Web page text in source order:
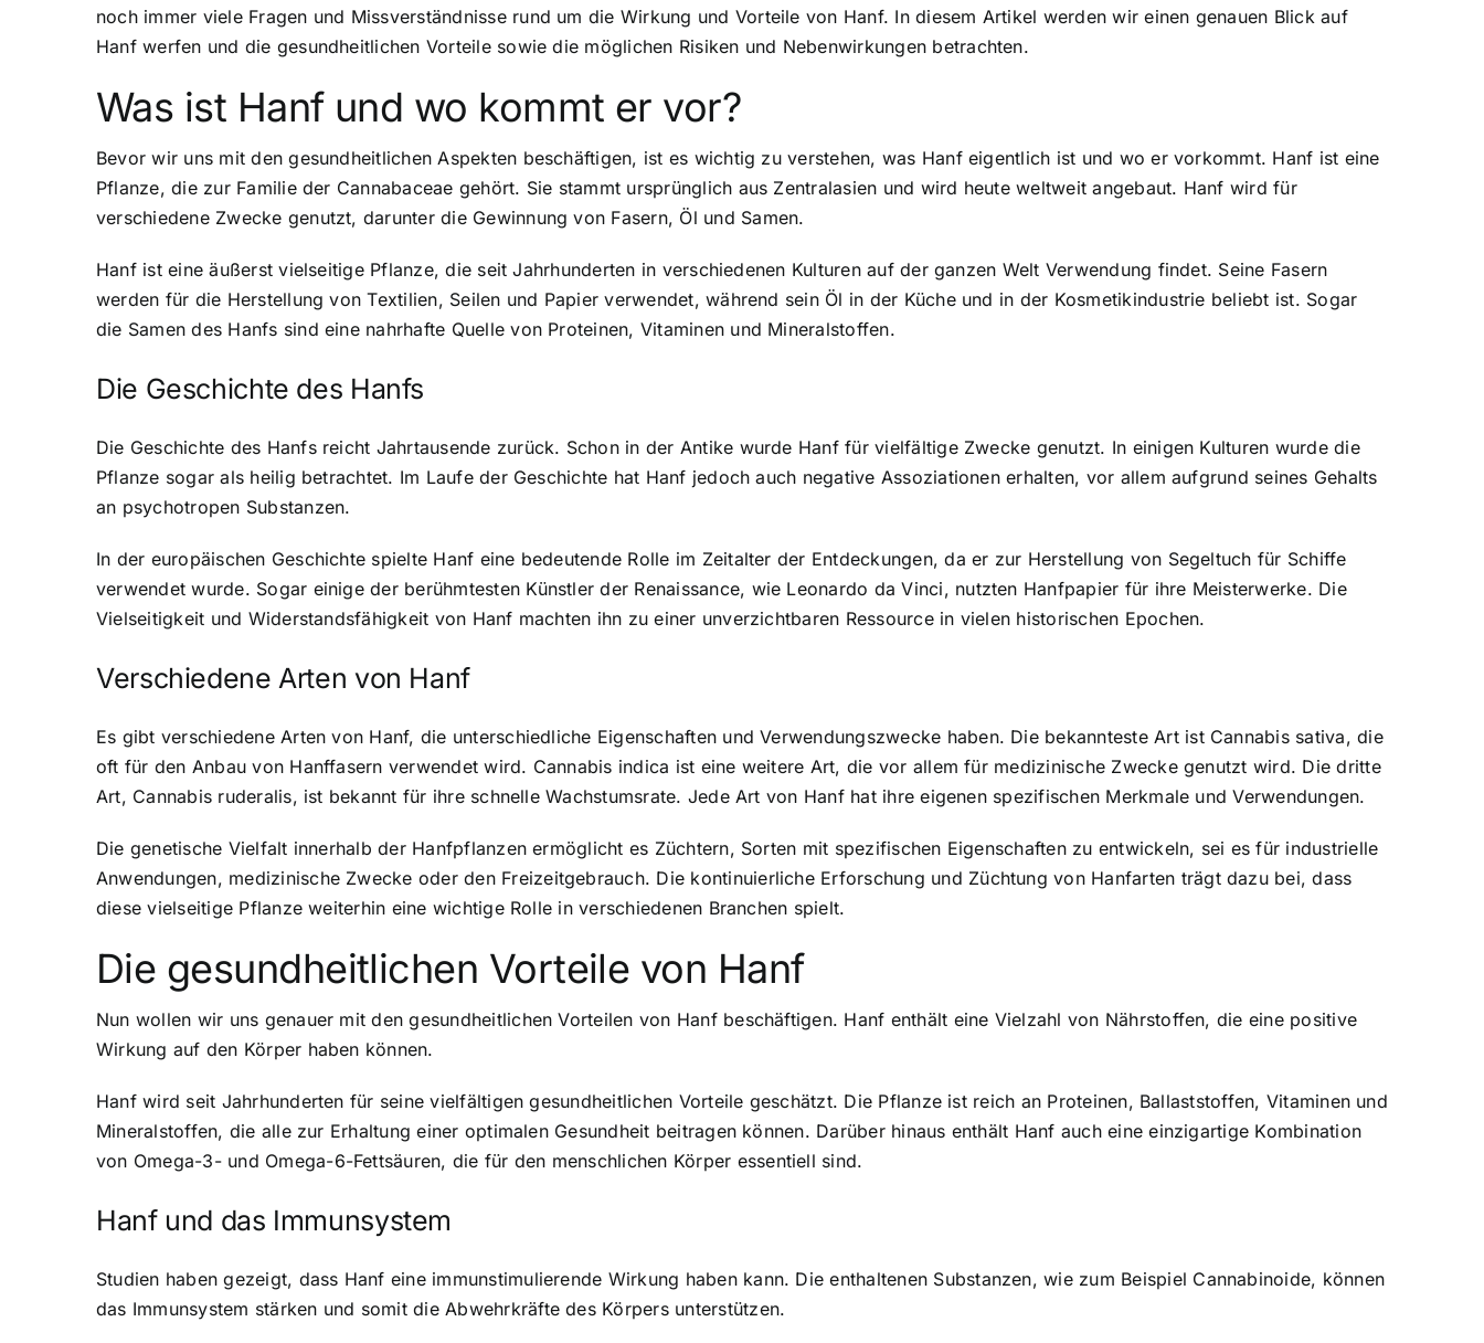
noch immer viele Fragen und Missverständnisse rund um die Wirkung und Vorteile von Hanf. In diesem Artikel werden wir einen genauen Blick auf
Hanf werfen und die gesundheitlichen Vorteile sowie die möglichen Risiken und Nebenwirkungen betrachten.
Was ist Hanf und wo kommt er vor?
Bevor wir uns mit den gesundheitlichen Aspekten beschäftigen, ist es wichtig zu verstehen, was Hanf eigentlich ist und wo er vorkommt. Hanf ist eine
Pflanze, die zur Familie der Cannabaceae gehört. Sie stammt ursprünglich aus Zentralasien und wird heute weltweit angebaut. Hanf wird für
verschiedene Zwecke genutzt, darunter die Gewinnung von Fasern, Öl und Samen.
Hanf ist eine äußerst vielseitige Pflanze, die seit Jahrhunderten in verschiedenen Kulturen auf der ganzen Welt Verwendung findet. Seine Fasern
werden für die Herstellung von Textilien, Seilen und Papier verwendet, während sein Öl in der Küche und in der Kosmetikindustrie beliebt ist. Sogar
die Samen des Hanfs sind eine nahrhafte Quelle von Proteinen, Vitaminen und Mineralstoffen.
Die Geschichte des Hanfs
Die Geschichte des Hanfs reicht Jahrtausende zurück. Schon in der Antike wurde Hanf für vielfältige Zwecke genutzt. In einigen Kulturen wurde die
Pflanze sogar als heilig betrachtet. Im Laufe der Geschichte hat Hanf jedoch auch negative Assoziationen erhalten, vor allem aufgrund seines Gehalts
an psychotropen Substanzen.
In der europäischen Geschichte spielte Hanf eine bedeutende Rolle im Zeitalter der Entdeckungen, da er zur Herstellung von Segeltuch für Schiffe
verwendet wurde. Sogar einige der berühmtesten Künstler der Renaissance, wie Leonardo da Vinci, nutzten Hanfpapier für ihre Meisterwerke. Die
Vielseitigkeit und Widerstandsfähigkeit von Hanf machten ihn zu einer unverzichtbaren Ressource in vielen historischen Epochen.
Verschiedene Arten von Hanf
Es gibt verschiedene Arten von Hanf, die unterschiedliche Eigenschaften und Verwendungszwecke haben. Die bekannteste Art ist Cannabis sativa, die
oft für den Anbau von Hanffasern verwendet wird. Cannabis indica ist eine weitere Art, die vor allem für medizinische Zwecke genutzt wird. Die dritte
Art, Cannabis ruderalis, ist bekannt für ihre schnelle Wachstumsrate. Jede Art von Hanf hat ihre eigenen spezifischen Merkmale und Verwendungen.
Die genetische Vielfalt innerhalb der Hanfpflanzen ermöglicht es Züchtern, Sorten mit spezifischen Eigenschaften zu entwickeln, sei es für industrielle
Anwendungen, medizinische Zwecke oder den Freizeitgebrauch. Die kontinuierliche Erforschung und Züchtung von Hanfarten trägt dazu bei, dass
diese vielseitige Pflanze weiterhin eine wichtige Rolle in verschiedenen Branchen spielt.
Die gesundheitlichen Vorteile von Hanf
Nun wollen wir uns genauer mit den gesundheitlichen Vorteilen von Hanf beschäftigen. Hanf enthält eine Vielzahl von Nährstoffen, die eine positive
Wirkung auf den Körper haben können.
Hanf wird seit Jahrhunderten für seine vielfältigen gesundheitlichen Vorteile geschätzt. Die Pflanze ist reich an Proteinen, Ballaststoffen, Vitaminen und
Mineralstoffen, die alle zur Erhaltung einer optimalen Gesundheit beitragen können. Darüber hinaus enthält Hanf auch eine einzigartige Kombination
von Omega-3- und Omega-6-Fettsäuren, die für den menschlichen Körper essentiell sind.
Hanf und das Immunsystem
Studien haben gezeigt, dass Hanf eine immunstimulierende Wirkung haben kann. Die enthaltenen Substanzen, wie zum Beispiel Cannabinoide, können
das Immunsystem stärken und somit die Abwehrkräfte des Körpers unterstützen.